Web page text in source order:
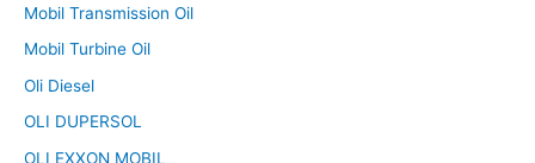
Mobil Transmission Oil
Mobil Turbine Oil
Oli Diesel
OLI DUPERSOL
OLI EXXON MOBIL